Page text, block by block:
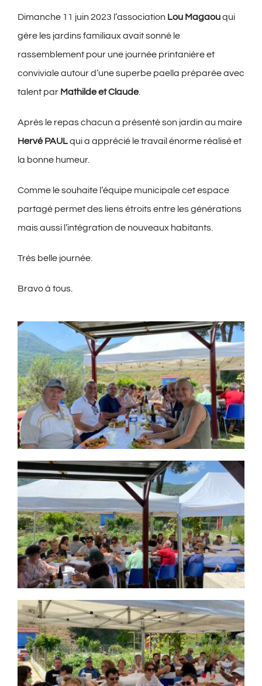
Dimanche 11 juin 2023 l’association Lou Magaouqui
gère les jardins familiaux avait sonné le
rassemblement pour une journée printanière et
conviviale autour d’une superbe paella préparée avec
talent par Mathilde et Claude.
Après le repas chacun a présenté son jardin au maire
Hervé PAULqui a apprécié le travail énorme réalisé et
la bonne humeur.
Comme le souhaite l’équipe municipale cet espace
partagé permet des liens étroits entre les générations
mais aussi l’intégration de nouveaux habitants.
Très belle journée.
Bravo à tous.